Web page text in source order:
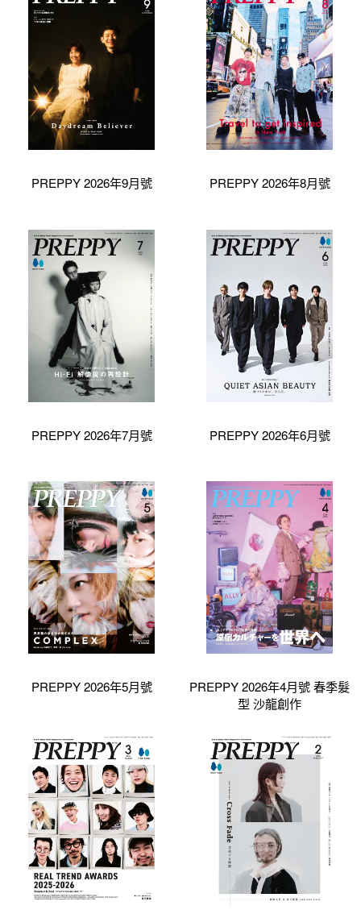
PREPPY 2026年9月號 PREPPY 2026年8月號
PREPPY 2026年7月號 PREPPY 2026年6月號
PREPPY 2026年5月號
PREPPY 2026年4月號 春季髮
型 沙龍創作